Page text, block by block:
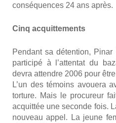
consé­quences 24 ans après.
Cinq acquit­te­ments
Pen­dant sa déten­tion,
par­ti­ci­pé à l’at­ten­tat du
devra attendre 2006 pour
L’un des témoins avoue­ra
tor­ture. Mais le pro­cu­reur
acquit­tée une seconde fois.
nou­veau appel. La jeune